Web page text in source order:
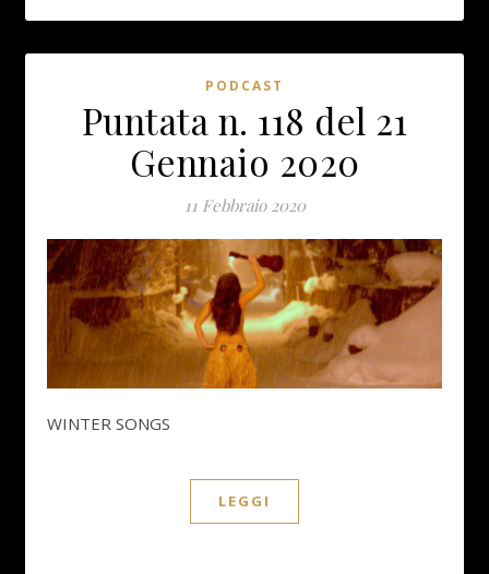
PODCAST
Puntata n. 118 del 21
Gennaio 2020
11 Febbraio 2020
WINTER SONGS
LEGGI